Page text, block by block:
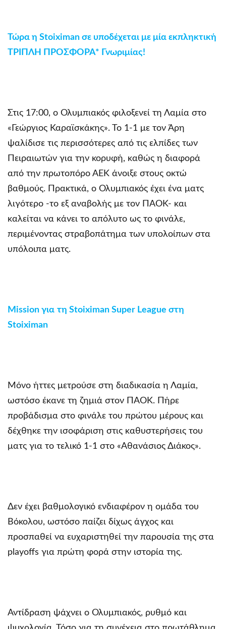
Τώρα η Stoiximan σε υποδέχεται με μία εκπληκτική
ΤΡΙΠΛΗ ΠΡΟΣΦΟΡΑ* Γνωριμίας!
Στις 17:00, ο Ολυμπιακός φιλοξενεί τη Λαμία στο
«Γεώργιος Καραϊσκάκης». Το 1-1 με τον Άρη
ψαλίδισε τις περισσότερες από τις ελπίδες των
Πειραιωτών για την κορυφή, καθώς η διαφορά
από την πρωτοπόρο ΑΕΚ άνοιξε στους οκτώ
βαθμούς. Πρακτικά, ο Ολυμπιακός έχει ένα ματς
λιγότερο -το εξ αναβολής με τον ΠΑΟΚ- και
καλείται να κάνει το απόλυτο ως το φινάλε,
περιμένοντας στραβοπάτημα των υπολοίπων στα
υπόλοιπα ματς.
Mission για τη Stoiximan Super League στη
Stoiximan
Μόνο ήττες μετρούσε στη διαδικασία η Λαμία,
ωστόσο έκανε τη ζημιά στον ΠΑΟΚ. Πήρε
προβάδισμα στο φινάλε του πρώτου μέρους και
δέχθηκε την ισοφάριση στις καθυστερήσεις του
ματς για το τελικό 1-1 στο «Αθανάσιος Διάκος».
Δεν έχει βαθμολογικό ενδιαφέρον η ομάδα του
Βόκολου, ωστόσο παίζει δίχως άγχος και
προσπαθεί να ευχαριστηθεί την παρουσία της στα
playoffs για πρώτη φορά στην ιστορία της.
Αντίδραση ψάχνει ο Ολυμπιακός, ρυθμό και